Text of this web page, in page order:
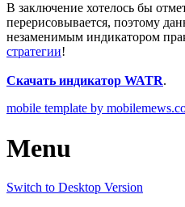
В заключение хотелось бы
перерисовывается, поэтому
незаменимым индикатором
стратегии!
Скачать индикатор WATR.
mobile template by
Menu
Switch to Desktop Version